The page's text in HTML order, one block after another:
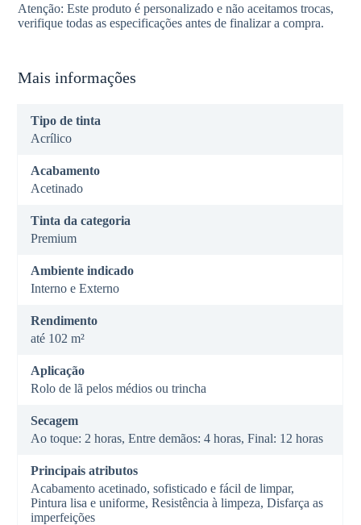
Atenção: Este produto é personalizado e não aceitamos trocas,
verifique todas as especificações antes de finalizar a compra.
Mais informações
Tipo de tinta
Acrílico
Acabamento
Acetinado
Tinta da categoria
Premium
Ambiente indicado
Interno e Externo
Rendimento
até 102 m²
Aplicação
Rolo de lã pelos médios ou trincha
Secagem
Ao toque: 2 horas, Entre demãos: 4 horas, Final: 12 horas
Principais atributos
Acabamento acetinado, sofisticado e fácil de limpar,
Pintura lisa e uniforme, Resistência à limpeza, Disfarça as
imperfeições